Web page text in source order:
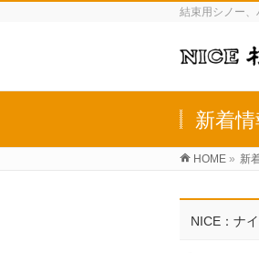
結束用シノー
新着情
HOME » 新
NICE：ナ